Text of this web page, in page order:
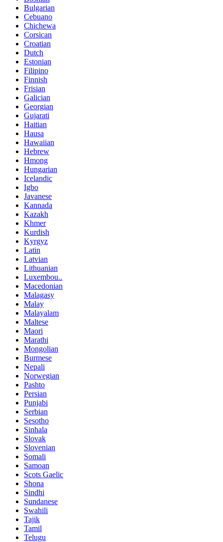
Bulgarian
Cebuano
Chichewa
Corsican
Croatian
Dutch
Estonian
Filipino
Finnish
Frisian
Galician
Georgian
Gujarati
Haitian
Hausa
Hawaiian
Hebrew
Hmong
Hungarian
Icelandic
Igbo
Javanese
Kannada
Kazakh
Khmer
Kurdish
Kyrgyz
Latin
Latvian
Lithuanian
Luxembou..
Macedonian
Malagasy
Malay
Malayalam
Maltese
Maori
Marathi
Mongolian
Burmese
Nepali
Norwegian
Pashto
Persian
Punjabi
Serbian
Sesotho
Sinhala
Slovak
Slovenian
Somali
Samoan
Scots Gaelic
Shona
Sindhi
Sundanese
Swahili
Tajik
Tamil
Telugu